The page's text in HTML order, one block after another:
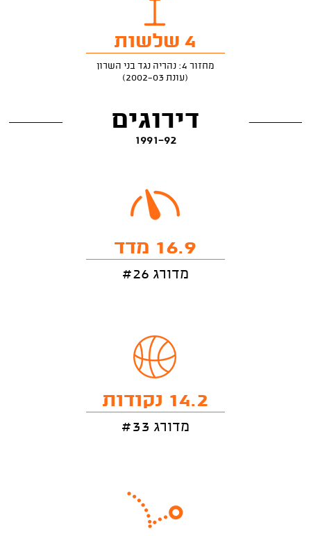
4 שלשות
מחזור 4: נהריה נגד בני השרון
(עונת 2002-03)
דירוגים
1991-92
16.9 מדד
מדורג #26
14.2 נקודות
מדורג #33